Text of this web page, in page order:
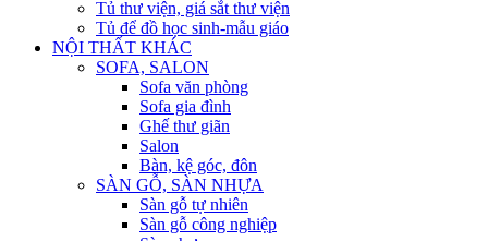
Tủ thư viện, giá sắt thư viện
Tủ để đồ học sinh-mẫu giáo
NỘI THẤT KHÁC
SOFA, SALON
Sofa văn phòng
Sofa gia đình
Ghế thư giãn
Salon
Bàn, kệ góc, đôn
SÀN GỖ, SÀN NHỰA
Sàn gỗ tự nhiên
Sàn gỗ công nghiệp